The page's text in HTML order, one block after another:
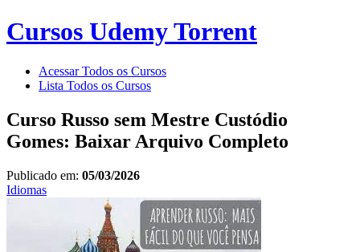
Cursos Udemy Torrent
Acessar Todos os Cursos
Lista Todos os Cursos
Curso Russo sem Mestre Custódio
Gomes: Baixar Arquivo Completo
Publicado em: 05/03/2026
Idiomas